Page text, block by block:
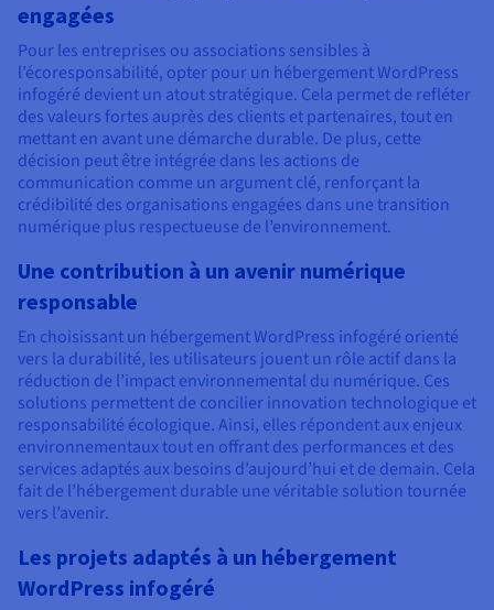
engagées
Pour les entreprises ou associations sensibles à
l’écoresponsabilité, opter pour un hébergement WordPress
infogéré devient un atout stratégique. Cela permet de refléter
des valeurs fortes auprès des clients et partenaires, tout en
mettant en avant une démarche durable. De plus, cette
décision peut être intégrée dans les actions de
communication comme un argument clé, renforçant la
crédibilité des organisations engagées dans une transition
numérique plus respectueuse de l’environnement.
Une contribution à un avenir numérique
responsable
En choisissant un hébergement WordPress infogéré orienté
vers la durabilité, les utilisateurs jouent un rôle actif dans la
réduction de l’impact environnemental du numérique. Ces
solutions permettent de concilier innovation technologique et
responsabilité écologique. Ainsi, elles répondent aux enjeux
environnementaux tout en offrant des performances et des
services adaptés aux besoins d’aujourd’hui et de demain. Cela
fait de l’hébergement durable une véritable solution tournée
vers l’avenir.
Les projets adaptés à un hébergement
WordPress infogéré